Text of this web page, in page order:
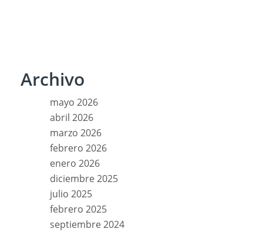
Archivo
mayo 2026
abril 2026
marzo 2026
febrero 2026
enero 2026
diciembre 2025
julio 2025
febrero 2025
septiembre 2024